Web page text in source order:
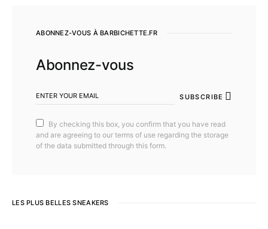
ABONNEZ-VOUS À BARBICHETTE.FR
Abonnez-vous
SUBSCRIBE
By checking this box, you confirm that you have read
and are agreeing to our terms of use regarding the storage
of the data submitted through this form.
LES PLUS BELLES SNEAKERS